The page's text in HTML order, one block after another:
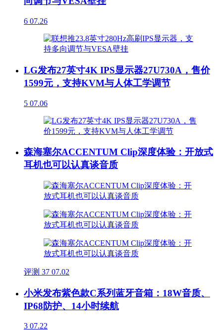
6 07.26
LG发布27英寸4K IPS显示器27U730A，售价
1599元，支持KVM与人体工学调节
5 07.06
森海塞尔ACCENTUM Clip深度体验：开放式
耳机也可以认真谈音质
评测 37 07.02
小米发布紫色款C系列蓝牙音箱：18W音质、
IP68防护、14小时续航
3 07.22